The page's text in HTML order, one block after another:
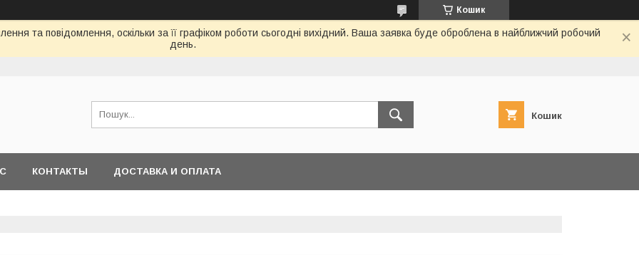
Кошик
та повідомлення, оскільки за її графіком роботи сьогодні вихідний. Ваша заявка буде оброблена в найближчий робочий
день.
Кошик
КОНТАКТЫ ДОСТАВКА И ОПЛАТА